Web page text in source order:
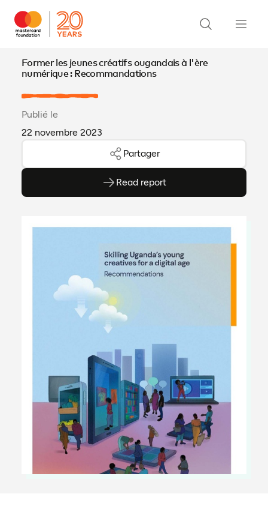
Former les jeunes créatifs ougandais à l'ère
numérique : Recommandations
Publié le
22 novembre 2023
Partager
Read report
(ouvre en PDF)
(ouvre dans un nouvel onglet)